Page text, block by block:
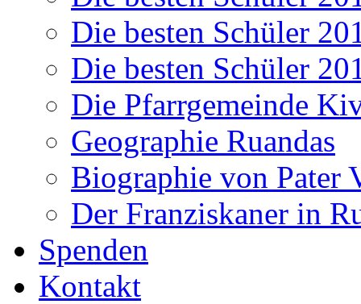
Die besten Schüler
Die besten Schüler
Die Pfarrgemeinde
Geographie Ruandas
Biographie von Pater
Der Franziskaner in
Spenden
Kontakt